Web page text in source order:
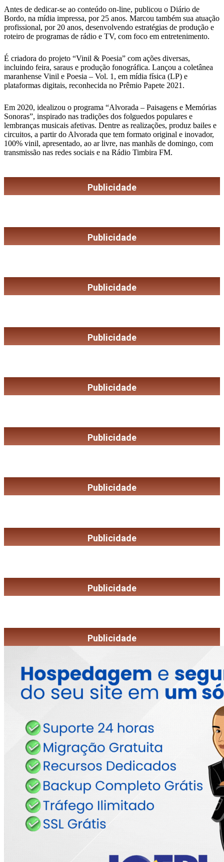
Antes de dedicar-se ao conteúdo on-line, publicou o Diário de
Bordo, na mídia impressa, por 25 anos. Marcou também sua atuação
profissional, por 20 anos, desenvolvendo estratégias de produção e
roteiro de programas de rádio e TV, com foco em entretenimento.
É criadora do projeto “Vinil & Poesia” com ações diversas,
incluindo feira, saraus e produção fonográfica. Lançou a coletânea
maranhense Vinil e Poesia – Vol. 1, em mídia física (LP) e
plataformas digitais, reconhecida no Prêmio Papete 2021.
Em 2020, idealizou o programa “Alvorada – Paisagens e Memórias
Sonoras”, inspirado nas tradições dos folguedos populares e
lembranças musicais afetivas. Dentre as realizações, produz bailes e
circuitos, a partir do Alvorada que tem formato original e inovador,
100% vinil, apresentado, ao ar livre, nas manhãs de domingo, com
transmissão nas redes sociais e na Rádio Timbira FM.
Publicidade
Publicidade
Publicidade
Publicidade
Publicidade
Publicidade
Publicidade
Publicidade
Publicidade
Publicidade